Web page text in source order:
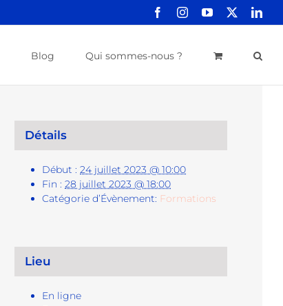
FacebookInstagramYouTube
Blog Qui sommes-nous ?
Détails
Début : 24 juillet 2023 @ 10:00
Fin : 28 juillet 2023 @ 18:00
Catégorie d’Évènement: Formations
Lieu
En ligne